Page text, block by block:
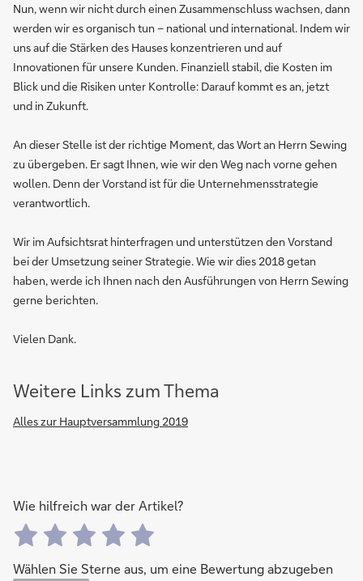
Nun, wenn wir nicht durch einen Zusammenschluss wachsen, dann
werden wir es organisch tun – national und international. Indem wir
uns auf die Stärken des Hauses konzentrieren und auf
Innovationen für unsere Kunden. Finanziell stabil, die Kosten im
Blick und die Risiken unter Kontrolle: Darauf kommt es an, jetzt
und in Zukunft.
An dieser Stelle ist der richtige Moment, das Wort an Herrn Sewing
zu übergeben. Er sagt Ihnen, wie wir den Weg nach vorne gehen
wollen. Denn der Vorstand ist für die Unternehmensstrategie
verantwortlich.
Wir im Aufsichtsrat hinterfragen und unterstützen den Vorstand
bei der Umsetzung seiner Strategie. Wie wir dies 2018 getan
haben, werde ich Ihnen nach den Ausführungen von Herrn Sewing
gerne berichten.
Vielen Dank.
Weitere Links zum Thema
Alles zur Hauptversammlung 2019
Wie hilfreich war der Artikel?
Wählen Sie Sterne aus, um eine Bewertung abzugeben